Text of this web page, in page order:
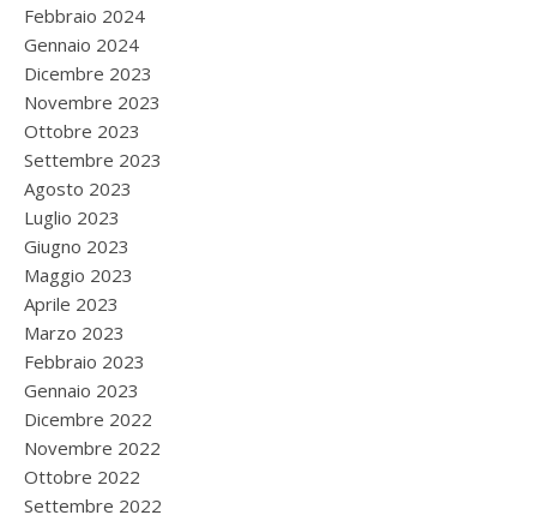
Febbraio 2024
Gennaio 2024
Dicembre 2023
Novembre 2023
Ottobre 2023
Settembre 2023
Agosto 2023
Luglio 2023
Giugno 2023
Maggio 2023
Aprile 2023
Marzo 2023
Febbraio 2023
Gennaio 2023
Dicembre 2022
Novembre 2022
Ottobre 2022
Settembre 2022